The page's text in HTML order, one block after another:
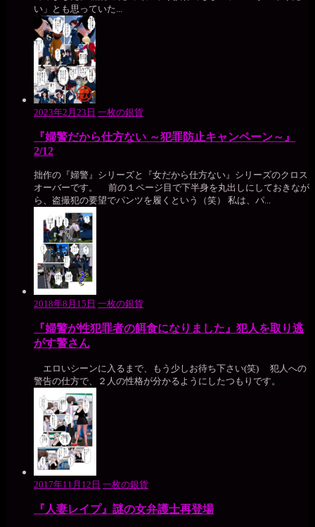
い」とも思っていた...
2023年2月23日 一枚の銀貨
『婦警だから仕方ない ～犯罪防止キャンペーン～』
2/12
拙作の『婦警』シリーズと『女だから仕方ない』シリーズのクロス
オーバーです。 前の１ページ目で下半身を丸出しにしておきなが
ら、盗撮犯の要望でパンツを履くという（笑） 私は、パ...
2018年8月15日 一枚の銀貨
『婦警が性犯罪者の餌食になりました』犯人を取り逃
がす警さん
エロいシーンに入るまで、もう少しお待ち下さい(笑) 犯人への
警告の仕方で、２人の性格が分かるようにしたつもりです。
2017年11月12日 一枚の銀貨
『人妻レイプ』謎の女弁護士再登場